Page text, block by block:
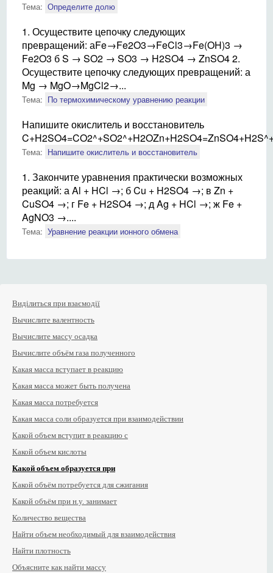
Тема: Определите долю
1. Осуществите цепочку следующих
превращений: аFe→Fe2O3→FeCl3→Fe(OH)3 →
Fe2O3 б S → SO2 → SO3 → H2SO4 → ZnSO4 2.
Осуществите цепочку следующих превращений: а
Mg → MgO→MgCl2→...
Тема: По термохимическому уравнению реакции
Напишите окислитель и восстановитель
Тема: Напишите окислитель и восстановитель
1. Закончите уравнения практически возможных
реакций: а Al + HCl →; б Cu + H2SO4 →; в Zn +
CuSO4 →; г Fe + H2SO4 →; д Ag + HCl →; ж Fe +
AgNO3 →....
Тема: Уравнение реакции ионного обмена
Виділиться при взаємодії
Вычислите валентность
Вычислите массу осадка
Вычислите объём газа полученного
Какая масса вступает в реакцию
Какая масса может быть получена
Какая масса потребуется
Какая масса соли образуется при взаимодействии
Какой объем вступит в реакцию с
Какой объем кислоты
Какой объем образуется при
Какой объём потребуется для сжигания
Какой объём при н.у. занимает
Количество вещества
Найти объем необходимый для взаимодействия
Найти плотность
Объясните как найти массу